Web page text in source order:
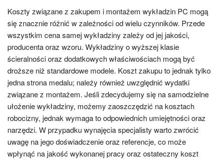
Koszty związane z zakupem i montażem wykładzin PC mogą
się znacznie różnić w zależności od wielu czynników. Przede
wszystkim cena samej wykładziny zależy od jej jakości,
producenta oraz wzoru. Wykładziny o wyższej klasie
ścieralności oraz dodatkowych właściwościach mogą być
droższe niż standardowe modele. Koszt zakupu to jednak tylko
jedna strona medalu; należy również uwzględnić wydatki
związane z montażem. Jeśli zdecydujemy się na samodzielne
ułożenie wykładziny, możemy zaoszczędzić na kosztach
robocizny, jednak wymaga to odpowiednich umiejętności oraz
narzędzi. W przypadku wynajęcia specjalisty warto zwrócić
uwagę na jego doświadczenie oraz referencje, co może
wpłynąć na jakość wykonanej pracy oraz ostateczny koszt